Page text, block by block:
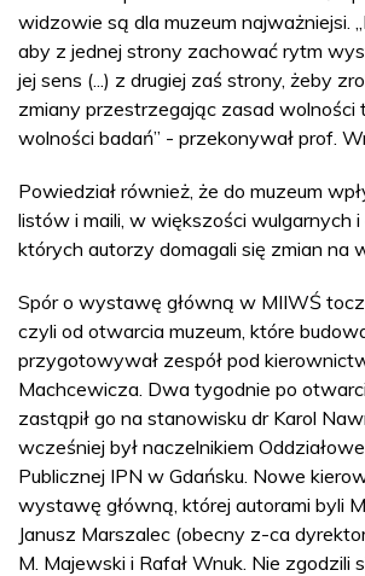
widzowie są dla muzeum najważniejsi.
aby z jednej strony zachować rytm
jej sens (...) z drugiej zaś strony, żeby
zmiany przestrzegając zasad wolności
wolności badań” - przekonywał prof.
Powiedział również, że do muzeum
listów i maili, w większości wulgarnych i
których autorzy domagali się zmian na
Spór o wystawę główną w MIIWŚ
czyli od otwarcia muzeum, które
przygotowywał zespół pod
Machcewicza. Dwa tygodnie po
zastąpił go na stanowisku dr Karol
wcześniej był naczelnikiem
Publicznej IPN w Gdańsku. Nowe
wystawę główną, której autorami byli
Janusz Marszalec (obecny z-ca
M. Majewski i Rafał Wnuk. Nie zgodzili